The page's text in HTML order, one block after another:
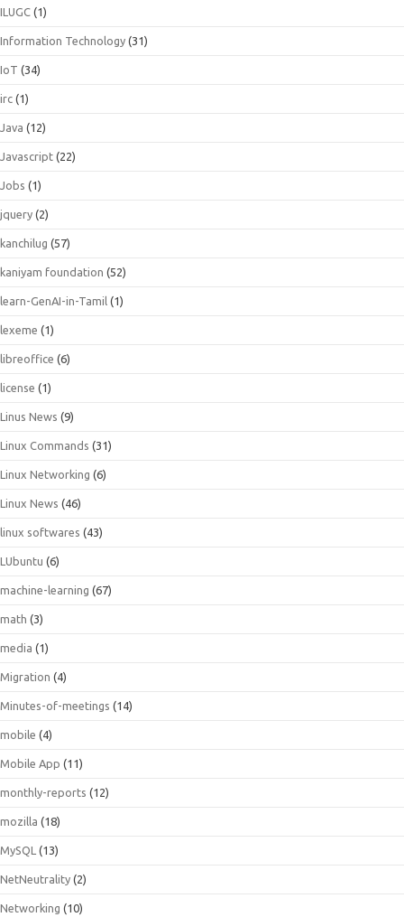
ILUGC (1)
Information Technology (31)
IoT (34)
irc (1)
Java (12)
Javascript (22)
Jobs (1)
jquery (2)
kanchilug (57)
kaniyam foundation (52)
learn-GenAI-in-Tamil (1)
lexeme (1)
libreoffice (6)
license (1)
Linus News (9)
Linux Commands (31)
Linux Networking (6)
Linux News (46)
linux softwares (43)
LUbuntu (6)
machine-learning (67)
math (3)
media (1)
Migration (4)
Minutes-of-meetings (14)
mobile (4)
Mobile App (11)
monthly-reports (12)
mozilla (18)
MySQL (13)
NetNeutrality (2)
Networking (10)